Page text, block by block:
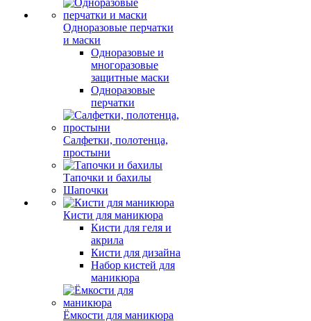
Одноразовые перчатки
и маски
Одноразовые и
многоразовые
защитные маски
Одноразовые
перчатки
Салфетки, полотенца,
простыни
Тапочки и бахилы
Шапочки
Кисти для маникюра
Кисти для геля и
акрила
Кисти для дизайна
Набор кистей для
маникюра
Ёмкости для маникюра